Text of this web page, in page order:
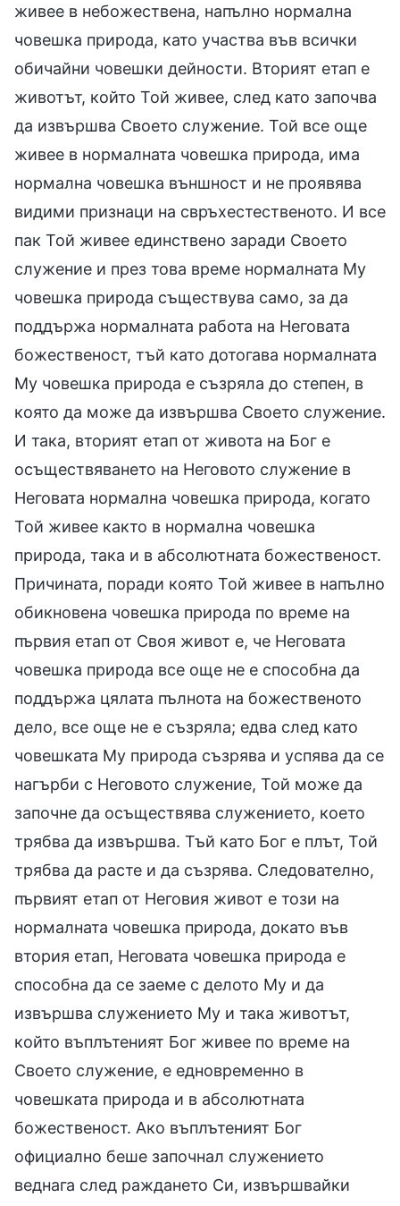
живее в небожествена, напълно нормална
човешка природа, като участва във всички
обичайни човешки дейности. Вторият етап е
животът, който Той живее, след като започва
да извършва Своето служение. Той все още
живее в нормалната човешка природа, има
нормална човешка външност и не проявява
видими признаци на свръхестественото. И все
пак Той живее единствено заради Своето
служение и през това време нормалната Му
човешка природа съществува само, за да
поддържа нормалната работа на Неговата
божественост, тъй като дотогава нормалната
Му човешка природа е съзряла до степен, в
която да може да извършва Своето служение.
И така, вторият етап от живота на Бог е
осъществяването на Неговото служение в
Неговата нормална човешка природа, когато
Той живее както в нормална човешка
природа, така и в абсолютната божественост.
Причината, поради която Той живее в напълно
обикновена човешка природа по време на
първия етап от Своя живот е, че Неговата
човешка природа все още не е способна да
поддържа цялата пълнота на божественото
дело, все още не е съзряла; едва след като
човешката Му природа съзрява и успява да се
нагърби с Неговото служение, Той може да
започне да осъществява служението, което
трябва да извършва. Тъй като Бог е плът, Той
трябва да расте и да съзрява. Следователно,
първият етап от Неговия живот е този на
нормалната човешка природа, докато във
втория етап, Неговата човешка природа е
способна да се заеме с делото Му и да
извършва служението Му и така животът,
който въплътеният Бог живее по време на
Своето служение, е едновременно в
човешката природа и в абсолютната
божественост. Ако въплътеният Бог
официално беше започнал служението
веднага след раждането Си, извършвайки